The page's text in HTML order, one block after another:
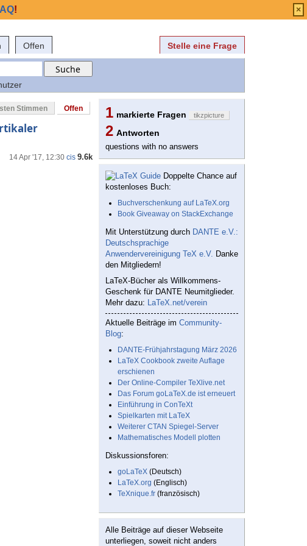
Offen Stelle eine Frage
Stimmen Offen
14 Apr '17, 12:30 cis 9.6k
1 markierte Fragen tikzpicture
2 Antworten
questions with no answers
Doppelte Chance auf
kostenloses Buch:
Buchverschenkung auf LaTeX.org
Book Giveaway on StackExchange
Mit Unterstützung durch DANTE e.V.:
Deutschsprachige
Anwendervereinigung TeX e.V. Danke
den Mitgliedern!
LaTeX-Bücher als Willkommens-
Geschenk für DANTE Neumitglieder.
Mehr dazu: LaTeX.net/verein
Aktuelle Beiträge im Community-
Blog:
DANTE-Frühjahrstagung März 2026
LaTeX Cookbook zweite Auflage
erschienen
Der Online-Compiler TeXlive.net
Das Forum goLaTeX.de ist erneuert
Einführung in ConTeXt
Spielkarten mit LaTeX
Weiterer CTAN Spiegel-Server
Mathematisches Modell plotten
Diskussionsforen:
goLaTeX (Deutsch)
LaTeX.org (Englisch)
TeXnique.fr (französisch)
Alle Beiträge auf dieser Webseite
unterliegen, soweit nicht anders
! ×